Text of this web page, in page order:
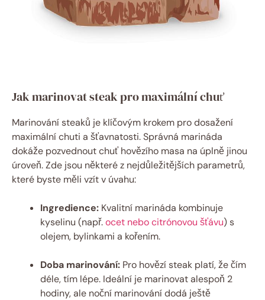
Jak marinovat steak pro maximální chuť
Marinování steaků je klíčovým krokem pro dosažení
maximální chuti a šťavnatosti. Správná marináda
dokáže pozvednout chuť hovězího masa na úplně jinou
úroveň. Zde jsou některé z nejdůležitějších parametrů,
které byste měli vzít v úvahu:
Ingredience: Kvalitní marináda kombinuje
kyselinu (např.ocet nebo citrónovou šťávu) s
olejem, bylinkami a kořením.
Doba marinování: Pro hovězí steak platí, že čím
déle, tím lépe. Ideální je marinovat alespoň 2
hodiny, ale noční marinování dodá ještě